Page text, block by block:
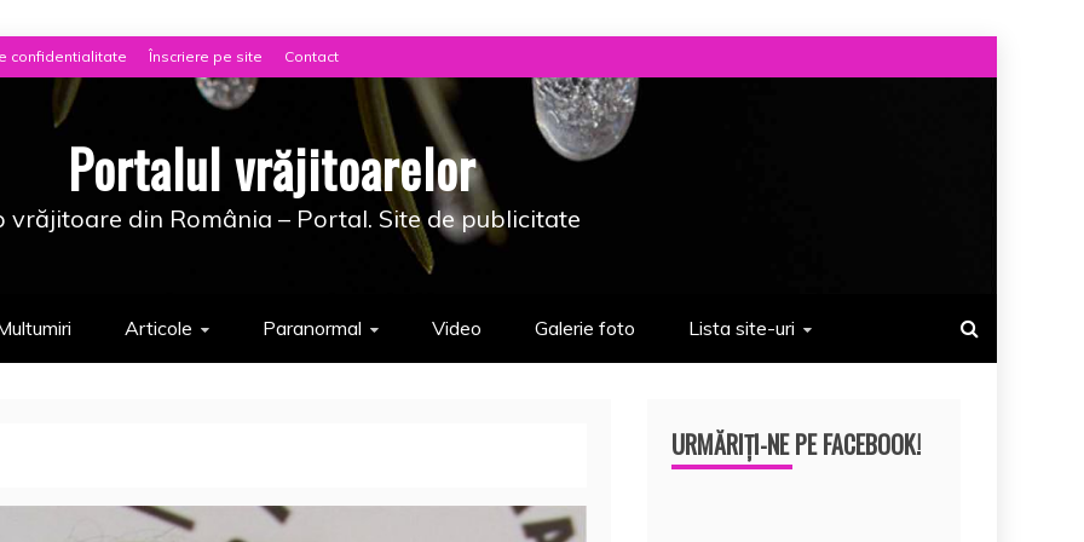
confidentialitate Înscriere pe site Contact
Portalul vrăjitoarelor
vrăjitoare din România – Portal. Site de publicitate
Articole Paranormal Video Galerie foto Lista site-uri
URMĂRIȚI-NE PE FACEBOOK!